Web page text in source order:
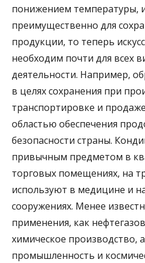
понижением температуры,
преимущественно для
продукции, то теперь
необходим почти для всех
деятельности. Например,
в целях сохранения при
транспортировке и
областью обеспечения
безопасности страны.
привычным предметом в
торговых помещениях, на
используют в медицине и
сооружениях. Менее
применения, как
химическое производство,
промышленность и